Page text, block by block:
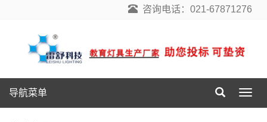
咨询电话：021-67871276
导
航
导航菜单